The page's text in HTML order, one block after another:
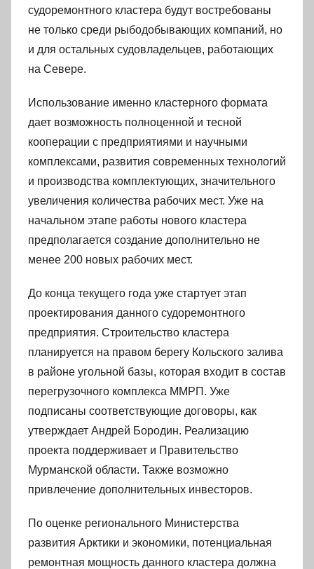
судоремонтного кластера будут востребованы
не только среди рыбодобывающих компаний, но
и для остальных судовладельцев, работающих
на Севере.
Использование именно кластерного формата
дает возможность полноценной и тесной
кооперации с предприятиями и научными
комплексами, развития современных технологий
и производства комплектующих, значительного
увеличения количества рабочих мест. Уже на
начальном этапе работы нового кластера
предполагается создание дополнительно не
менее 200 новых рабочих мест.
До конца текущего года уже стартует этап
проектирования данного судоремонтного
предприятия. Строительство кластера
планируется на правом берегу Кольского залива
в районе угольной базы, которая входит в состав
перегрузочного комплекса ММРП. Уже
подписаны соответствующие договоры, как
утверждает Андрей Бородин. Реализацию
проекта поддерживает и Правительство
Мурманской области. Также возможно
привлечение дополнительных инвесторов.
По оценке регионального Министерства
развития Арктики и экономики, потенциальная
ремонтная мощность данного кластера должна